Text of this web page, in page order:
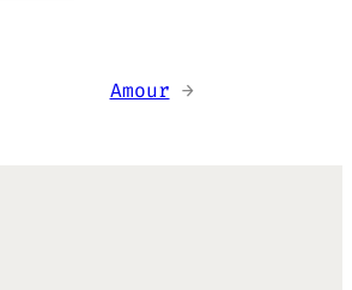
Amour →